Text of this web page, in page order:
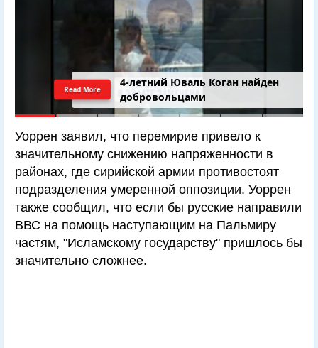
4-летний Юваль Коган найден
добровольцами
Read More
Уоррен заявил, что перемирие привело к
значительному снижению напряженности в
районах, где сирийской армии противостоят
подразделения умеренной оппозиции. Уоррен
также сообщил, что если бы русские направили
ВВС на помощь наступающим на Пальмиру
частям, "Исламскому государству" пришлось бы
значительно сложнее.